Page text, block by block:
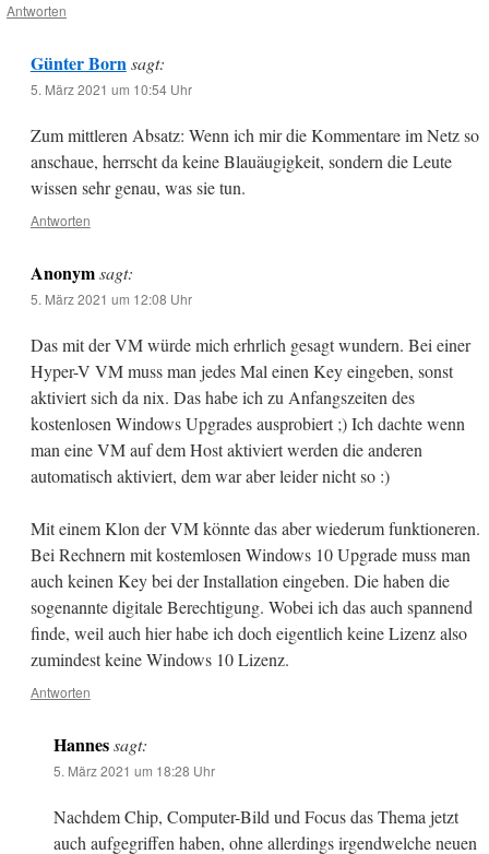
Antworten
Günter Born sagt:
5. März 2021 um 10:54 Uhr
Zum mittleren Absatz: Wenn ich mir die Kommentare im Netz so
anschaue, herrscht da keine Blauäugigkeit, sondern die Leute
wissen sehr genau, was sie tun.
Antworten
Anonym sagt:
5. März 2021 um 12:08 Uhr
Das mit der VM würde mich erhrlich gesagt wundern. Bei einer
Hyper-V VM muss man jedes Mal einen Key eingeben, sonst
aktiviert sich da nix. Das habe ich zu Anfangszeiten des
kostenlosen Windows Upgrades ausprobiert ;) Ich dachte wenn
man eine VM auf dem Host aktiviert werden die anderen
automatisch aktiviert, dem war aber leider nicht so :)
Mit einem Klon der VM könnte das aber wiederum funktioneren.
Bei Rechnern mit kostemlosen Windows 10 Upgrade muss man
auch keinen Key bei der Installation eingeben. Die haben die
sogenannte digitale Berechtigung. Wobei ich das auch spannend
finde, weil auch hier habe ich doch eigentlich keine Lizenz also
zumindest keine Windows 10 Lizenz.
Antworten
Hannes sagt:
5. März 2021 um 18:28 Uhr
Nachdem Chip, Computer-Bild und Focus das Thema jetzt
auch aufgegriffen haben, ohne allerdings irgendwelche neuen